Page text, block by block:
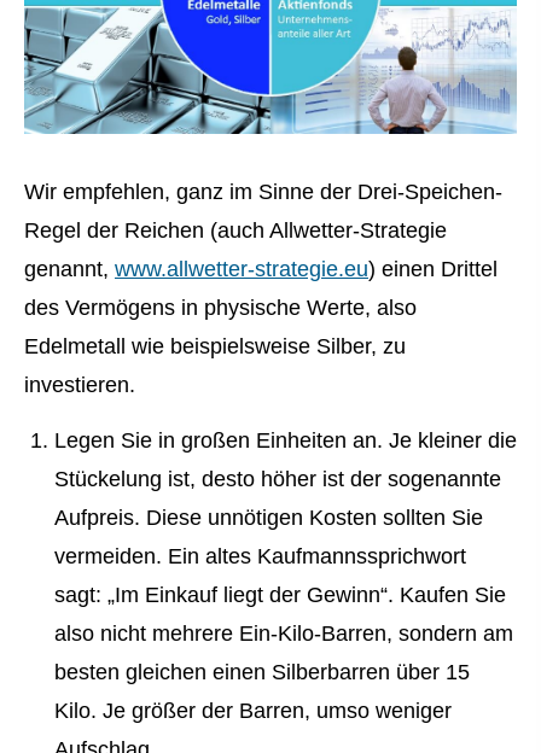
Wir empfehlen, ganz im Sinne der Drei-Speichen-
Regel der Reichen (auch Allwetter-Strategie
genannt, www.allwetter-strategie.eu) einen Drittel
des Vermögens in physische Werte, also
Edelmetall wie beispielsweise Silber, zu
investieren.
Legen Sie in großen Einheiten an. Je kleiner die
Stückelung ist, desto höher ist der sogenannte
Aufpreis. Diese unnötigen Kosten sollten Sie
vermeiden. Ein altes Kaufmannssprichwort
sagt: „Im Einkauf liegt der Gewinn“. Kaufen Sie
also nicht mehrere Ein-Kilo-Barren, sondern am
besten gleichen einen Silberbarren über 15
Kilo. Je größer der Barren, umso weniger